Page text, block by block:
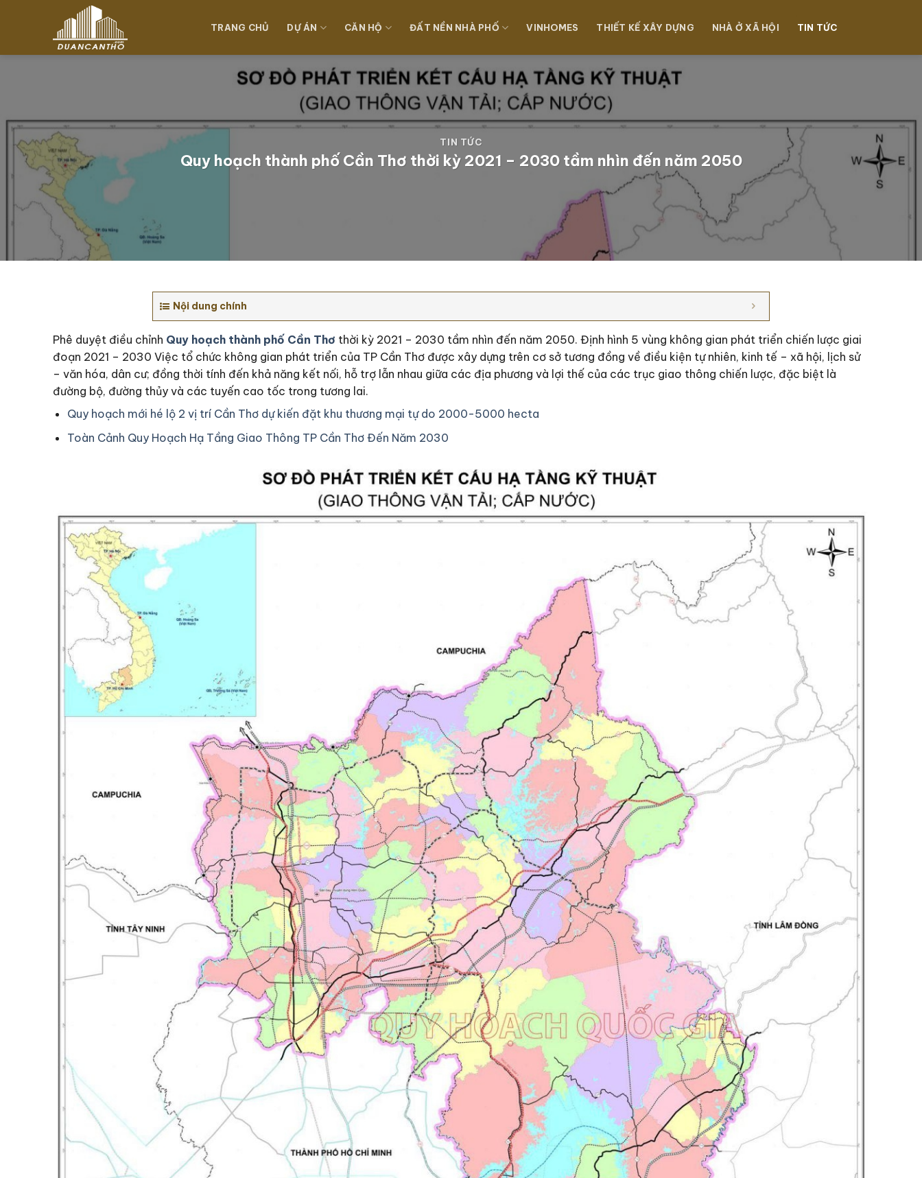
dung
TRANG CHỦ DỰ ÁN CĂN HỘ ĐẤT NỀN NHÀ PHỐ VINHOMES THIẾT KẾ XÂY DỰNG NHÀ Ở XÃ HỘI TIN TỨC
TIN TỨC
Quy hoạch thành phố Cần Thơ thời kỳ 2021 – 2030 tầm nhìn đến năm 2050
Nội dung chính
Phê duyệt điều chỉnh Quy hoạch thành phố Cần Thơ thời kỳ 2021 – 2030 tầm nhìn đến năm 2050. Định hình 5 vùng không gian phát triển chiến lược giai
đoạn 2021 – 2030 Việc tổ chức không gian phát triển của TP Cần Thơ được xây dựng trên cơ sở tương đồng về điều kiện tự nhiên, kinh tế – xã hội, lịch sử
– văn hóa, dân cư; đồng thời tính đến khả năng kết nối, hỗ trợ lẫn nhau giữa các địa phương và lợi thế của các trục giao thông chiến lược, đặc biệt là
đường bộ, đường thủy và các tuyến cao tốc trong tương lai.
Quy hoạch mới hé lộ 2 vị trí Cần Thơ dự kiến đặt khu thương mại tự do 2000-5000 hecta
Toàn Cảnh Quy Hoạch Hạ Tầng Giao Thông TP Cần Thơ Đến Năm 2030